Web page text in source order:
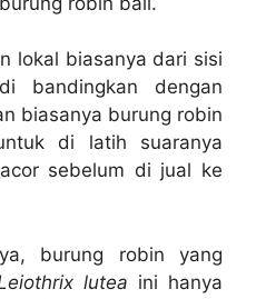
lokal biasanya dari sisi
bandingkan dengan
biasanya burung robin
di latih suaranya
sebelum di jual ke
burung robin yang
lutea ini hanya